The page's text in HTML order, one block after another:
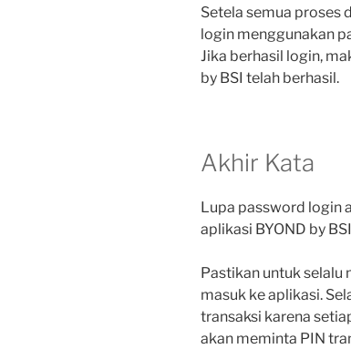
Setela semua proses
login menggunakan
Jika berhasil login,
by BSI telah berhasil.
Akhir Kata
Lupa password login
aplikasi BYOND by
Pastikan untuk
masuk ke aplikasi.
transaksi karena
akan meminta PIN